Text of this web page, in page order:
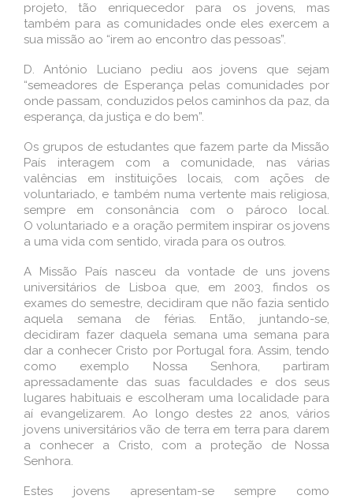
projeto, tão enriquecedor para os jovens, mas
também para as comunidades onde eles exercem a
sua missão ao “irem ao encontro das pessoas”.
D. António Luciano pediu aos jovens que sejam
“semeadores de Esperança pelas comunidades por
onde passam, conduzidos pelos caminhos da paz, da
esperança, da justiça e do bem”.
Os grupos de estudantes que fazem parte da Missão
País interagem com a comunidade, nas várias
valências em instituições locais, com ações de
voluntariado, e também numa vertente mais religiosa,
sempre em consonância com o pároco local.
O voluntariado e a oração permitem inspirar os jovens
a uma vida com sentido, virada para os outros.
A Missão País nasceu da vontade de uns jovens
universitários de Lisboa que, em 2003, findos os
exames do semestre, decidiram que não fazia sentido
aquela semana de férias. Então, juntando-se,
decidiram fazer daquela semana uma semana para
dar a conhecer Cristo por Portugal fora. Assim, tendo
como exemplo Nossa Senhora, partiram
apressadamente das suas faculdades e dos seus
lugares habituais e escolheram uma localidade para
aí evangelizarem. Ao longo destes 22 anos, vários
jovens universitários vão de terra em terra para darem
a conhecer a Cristo, com a proteção de Nossa
Senhora.
Estes jovens apresentam-se sempre como